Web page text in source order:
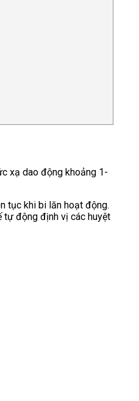
xạ dao động khoảng 1-
tục khi bi lăn hoạt động.
tự động định vị các huyệt